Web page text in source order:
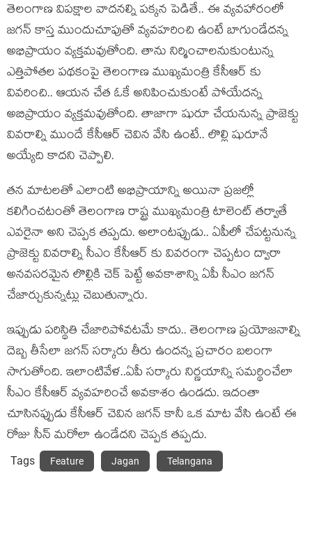
తెలంగాణ విపక్షాల వాదనల్ని పక్కన పెడితే.. ఈ వ్యవహారంలో
జగన్ కాస్త ముందుచూపుతో వ్యవహరించి ఉంటే బాగుండేదన్న
అభిప్రాయం వ్యక్తమవుతోంది. తాను నిర్మించాలనుకుంటున్న
ఎత్తిపోతల పథకంపై తెలంగాణ ముఖ్యమంత్రి కేసీఆర్ కు
వివరించి.. ఆయన చేత ఓకే అనిపించుకుంటే పోయేదన్న
అబిప్రాయం వ్యక్తమవుతోంది. తాజాగా షురూ చేయనున్న ప్రాజెక్టు
వివరాల్ని ముందే కేసీఆర్ చెవిన వేసి ఉంటే.. లొల్లి షురూనే
అయ్యేది కాదని చెప్పాలి.
తన మాటలతో ఎలాంటి అభిప్రాయాన్ని అయినా ప్రజల్లో
కలిగించటంతో తెలంగాణ రాష్ట్ర ముఖ్యమంత్రి టాలెంట్ తర్వాతే
ఎవరైనా అని చెప్పక తప్పదు. అలాంటప్పుడు.. ఏపీలో చేపట్టనున్న
ప్రాజెక్టు వివరాల్ని సీఎం కేసీఆర్ కు వివరంగా చెప్పటం ద్వారా
అనవసరమైన లొల్లికి చెక్ పెట్టే అవకాశాన్ని ఏపీ సీఎం జగన్
చేజార్చుకున్నట్లు చెబుతున్నారు.
ఇప్పుడు పరిస్థితి చేజారిపోవటమే కాదు.. తెలంగాణ ప్రయోజనాల్ని
దెబ్బ తీసేలా జగన్ సర్కారు తీరు ఉందన్న ప్రచారం బలంగా
సాగుతోంది. ఇలాంటివేళ..ఏపీ సర్కారు నిర్ణయాన్ని సమర్థించేలా
సీఎం కేసీఆర్ వ్యవహరించే అవకాశం ఉండదు. ఇదంతా
చూసినప్పుడు కేసీఆర్ చెవిన జగన్ కానీ ఒక మాట వేసి ఉంటే ఈ
రోజు సీన్ మరోలా ఉండేదని చెప్పక తప్పదు.
Tags Feature Jagan Telangana